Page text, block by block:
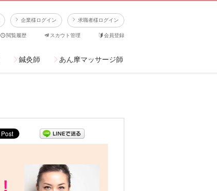
企業様ログイン 求職者様ログイン
閲覧履歴 スカウト管理 会員登録
鍼灸師 あん摩マッサージ師